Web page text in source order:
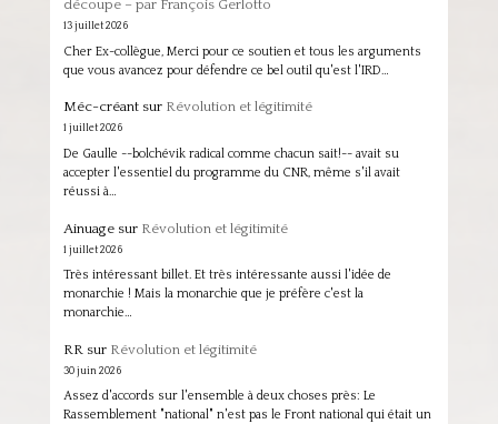
découpe – par François Gerlotto
13 juillet 2026
Cher Ex-collègue, Merci pour ce soutien et tous les arguments
que vous avancez pour défendre ce bel outil qu'est l'IRD…
Méc-créantsur Révolution et légitimité
1 juillet 2026
De Gaulle --bolchévik radical comme chacun sait!-- avait su
accepter l'essentiel du programme du CNR, même s'il avait
réussi à…
Ainuagesur Révolution et légitimité
1 juillet 2026
Très intéressant billet. Et très intéressante aussi l'idée de
monarchie ! Mais la monarchie que je préfère c'est la
monarchie…
RR sur Révolution et légitimité
30 juin 2026
Assez d'accords sur l'ensemble à deux choses près: Le
Rassemblement "national" n'est pas le Front national qui était un